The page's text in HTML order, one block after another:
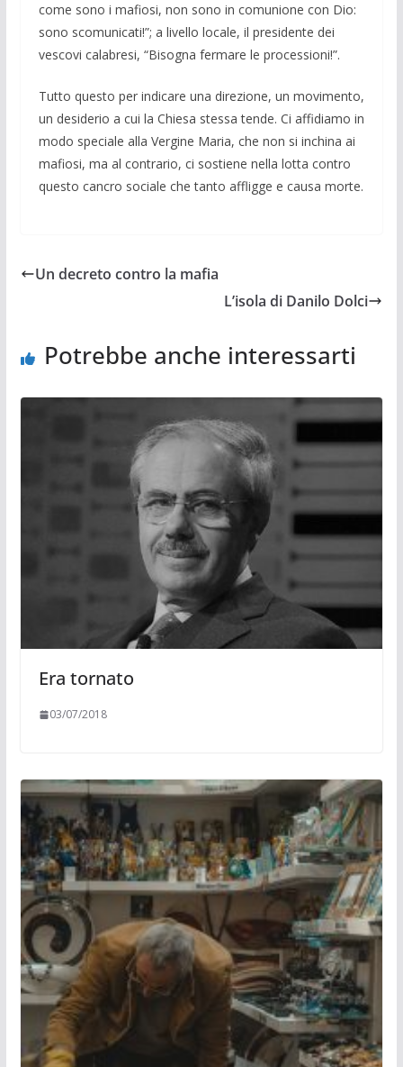
come sono i mafiosi, non sono in comunione con Dio:
sono scomunicati!”; a livello locale, il presidente dei
vescovi cala­bresi, “Bisogna fermare le processioni!”.
Tutto questo per indicare una direzione, un movimento,
un desi­derio a cui la Chiesa stessa tende. Ci affidiamo in
modo speciale alla Vergine Maria, che non si inchina ai
mafiosi, ma al contrario, ci sostiene nella lotta contro
questo cancro sociale che tanto af­fligge e causa morte.
Un decreto contro la mafia
L’isola di Danilo Dolci
Potrebbe anche interessarti
Era tornato
03/07/2018